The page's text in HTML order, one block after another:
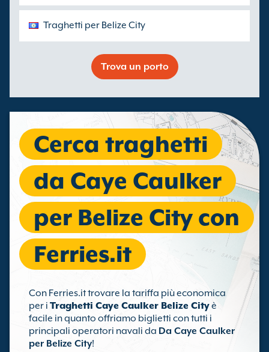
Traghetti per Belize City
Trova un porto
Cerca traghetti
da Caye Caulker
per Belize City con
Ferries.it
Con Ferries.it trovare la tariffa più economica
per i Traghetti Caye Caulker Belize Cityè
facile in quanto offriamo biglietti con tutti i
principali operatori navali da Da Caye Caulker
per Belize City!